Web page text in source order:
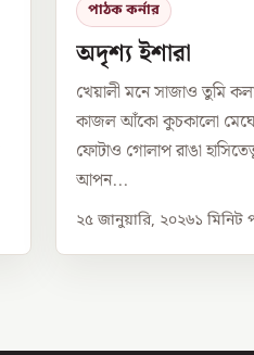
পাঠক কর্নার
অদৃশ্য ইশারা
খেয়ালী মনে সাজাও তুমি
কাজল আঁকো কুচকালো মেঘের
ফোটাও গোলাপ রাঙা
আপন...
২৫ জানুয়ারি, ২০২৬১ মিনিট